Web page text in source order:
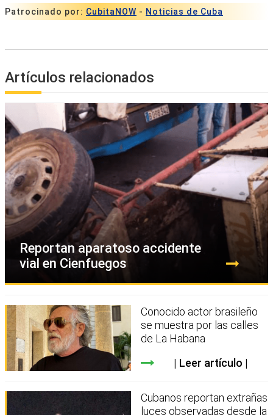
Patrocinado por: CubitaNOW - Noticias de Cuba
Artículos relacionados
Reportan aparatoso accidente
vial en Cienfuegos
Conocido actor brasileño
se muestra por las calles
de La Habana
Leer artículo
Cubanos reportan extrañas
luces observadas desde la